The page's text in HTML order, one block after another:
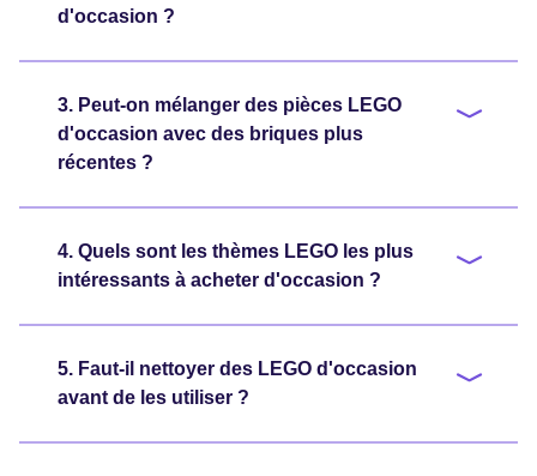
d'occasion ?
3. Peut-on mélanger des pièces LEGO
d'occasion avec des briques plus
récentes ?
4. Quels sont les thèmes LEGO les plus
intéressants à acheter d'occasion ?
5. Faut-il nettoyer des LEGO d'occasion
avant de les utiliser ?